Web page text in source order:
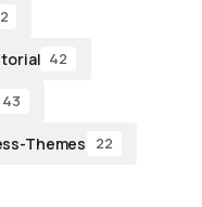
42
43
Themes 22